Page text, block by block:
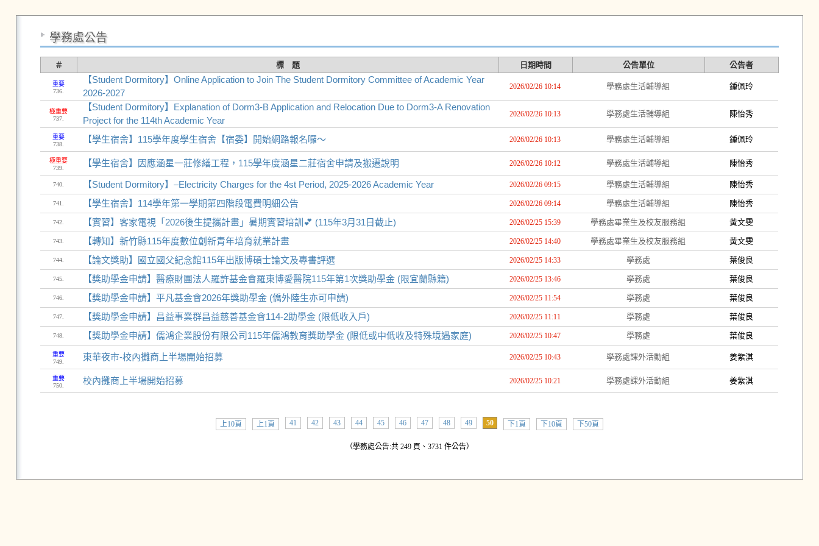
學務處公告
＃ 標 題 日期時間 公告單位 公告者
重要
736.
【Student Dormitory】Online Application to Join The Student Dormitory Committee of Academic Year
2026-2027
2026/02/26 10:14 學務處生活輔導組 鍾佩玲
極重要
737.
【Student Dormitory】Explanation of Dorm3-B Application and Relocation Due to Dorm3-A Renovation
Project for the 114th Academic Year
2026/02/26 10:13 學務處生活輔導組 陳怡秀
重要
738.
【學生宿舍】115學年度學生宿舍【宿委】開始網路報名囉～ 2026/02/26 10:13 學務處生活輔導組 鍾佩玲
極重要
739.
【學生宿舍】因應涵星一莊修繕工程，115學年度涵星二莊宿舍申請及搬遷說明 2026/02/26 10:12 學務處生活輔導組 陳怡秀
740. 【Student Dormitory】–Electricity Charges for the 4st Period, 2025-2026 Academic Year 2026/02/26 09:15 學務處生活輔導組 陳怡秀
741. 【學生宿舍】114學年第一學期第四階段電費明細公告 2026/02/26 09:14 學務處生活輔導組 陳怡秀
742. 【實習】客家電視「2026後生提攜計畫」暑期實習培訓💕 (115年3月31日截止) 2026/02/25 15:39 學務處畢業生及校友服務組 黃文雯
743. 【轉知】新竹縣115年度數位創新青年培育就業計畫 2026/02/25 14:40 學務處畢業生及校友服務組 黃文雯
744. 【論文獎助】國立國父紀念館115年出版博碩士論文及專書評選 2026/02/25 14:33 學務處 葉俊良
745. 【獎助學金申請】醫療財團法人羅許基金會羅東博愛醫院115年第1次獎助學金 (限宜蘭縣籍) 2026/02/25 13:46 學務處 葉俊良
746. 【獎助學金申請】平凡基金會2026年獎助學金 (僑外陸生亦可申請) 2026/02/25 11:54 學務處 葉俊良
747. 【獎助學金申請】昌益事業群昌益慈善基金會114-2助學金 (限低收入戶) 2026/02/25 11:11 學務處 葉俊良
748. 【獎助學金申請】儒鴻企業股份有限公司115年儒鴻教育獎助學金 (限低或中低收及特殊境遇家庭) 2026/02/25 10:47 學務處 葉俊良
重要
749.
東華夜市-校內攤商上半場開始招募 2026/02/25 10:43 學務處課外活動組 姜紫淇
重要
750.
校內攤商上半場開始招募 2026/02/25 10:21 學務處課外活動組 姜紫淇
上10頁 上1頁 41 42 43 44 45 46 47 48 49 50 下1頁 下10頁 下50頁
（學務處公告:共 249 頁、3731 件公告）